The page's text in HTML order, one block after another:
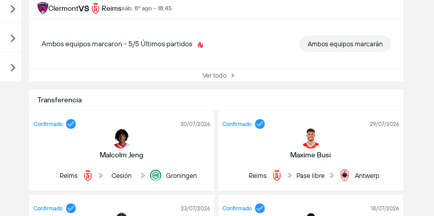
ClermontVS Reimssáb, 8º ago - 18:45
Ambos equipos marcaron - 5/5 Últimos partidos Ambos equipos marcarán
Ver todo
Transferencia
Confirmado
Malcolm Jeng
30/07/2026
Reims Cesión Groningen
Confirmado
Maxime Busi
29/07/2026
Reims Pase libre Antwerp
Confirmado 23/07/2026 Confirmado 18/07/2026